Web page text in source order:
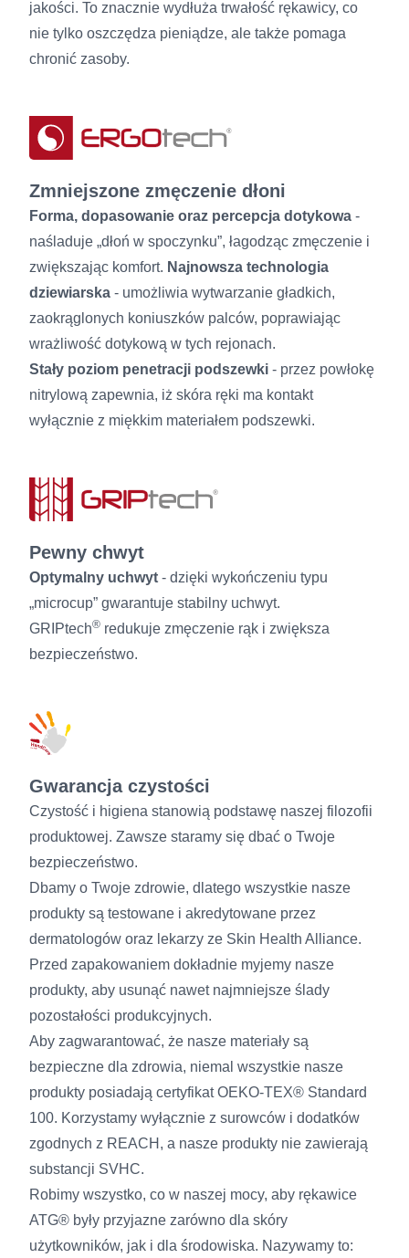
jakości. To znacznie wydłuża trwałość rękawicy, co
nie tylko oszczędza pieniądze, ale także pomaga
chronić zasoby.
Zmniejszone zmęczenie dłoni
Forma, dopasowanie oraz percepcja dotykowa -
naśladuje „dłoń w spoczynku”, łagodząc zmęczenie i
zwiększając komfort. Najnowsza technologia
dziewiarska - umożliwia wytwarzanie gładkich,
zaokrąglonych koniuszków palców, poprawiając
wrażliwość dotykową w tych rejonach.
Stały poziom penetracji podszewki - przez powłokę
nitrylową zapewnia, iż skóra ręki ma kontakt
wyłącznie z miękkim materiałem podszewki.
Pewny chwyt
Optymalny uchwyt - dzięki wykończeniu typu
„microcup” gwarantuje stabilny uchwyt.
GRIPtech® redukuje zmęczenie rąk i zwiększa
bezpieczeństwo.
Gwarancja czystości
Czystość i higiena stanowią podstawę naszej filozofii
produktowej. Zawsze staramy się dbać o Twoje
bezpieczeństwo.
Dbamy o Twoje zdrowie, dlatego wszystkie nasze
produkty są testowane i akredytowane przez
dermatologów oraz lekarzy ze Skin Health Alliance.
Przed zapakowaniem dokładnie myjemy nasze
produkty, aby usunąć nawet najmniejsze ślady
pozostałości produkcyjnych.
Aby zagwarantować, że nasze materiały są
bezpieczne dla zdrowia, niemal wszystkie nasze
produkty posiadają certyfikat OEKO-TEX® Standard
100. Korzystamy wyłącznie z surowców i dodatków
zgodnych z REACH, a nasze produkty nie zawierają
substancji SVHC.
Robimy wszystko, co w naszej mocy, aby rękawice
ATG® były przyjazne zarówno dla skóry
użytkowników, jak i dla środowiska. Nazywamy to: